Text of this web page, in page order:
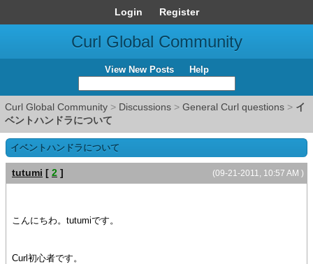
Login Register
Curl Global Community
View New Posts Help
Curl Global Community > Discussions > General Curl questions > イ
ベントハンドラについて
イベントハンドラについて
(09-21-2011, 10:57 AM )
tutumi [ 2 ]
こんにちわ。tutumiです。
Curl初心者です。